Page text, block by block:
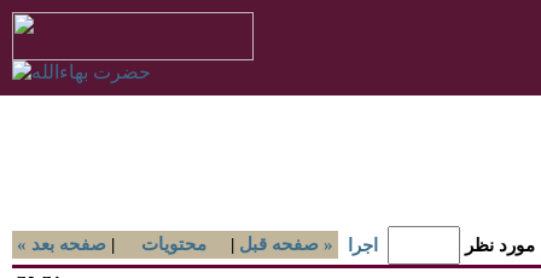
« صفحه بعد | محتويات | صفحه قبل » نظر اجرا